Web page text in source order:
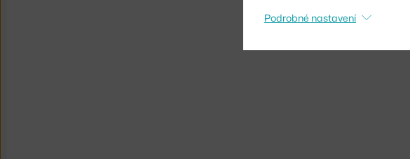
Podrobné nastavení